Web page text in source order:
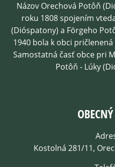
Názov Orechová Potôň
roku 1808 spojením
(Dióspatony) a Förgeho
1940 bola k obci
Samostatná časť obce pri
Potôň - Lúky
Kostolná 281/11,